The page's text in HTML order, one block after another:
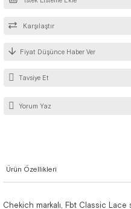
Karşılaştır
Fiyat Düşünce Haber Ver
Tavsiye Et
Yorum Yaz
Ürün Özellikleri
Chekich markalı, Fbt Classic Lace